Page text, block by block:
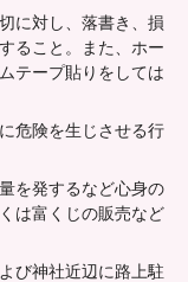
に対し、落書き、損
ること。また、ホー
テープ貼りをしては
危険を生じさせる行
を発するなど心身の
は富くじの販売など
び神社近辺に路上駐